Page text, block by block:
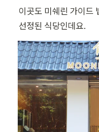
이곳도 미쉐린 가이드
선정된 식당인데요.